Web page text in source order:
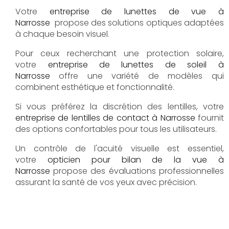
Votre entreprise de lunettes de vue à
Narrosse propose des solutions optiques adaptées
à chaque besoin visuel.
Pour ceux recherchant une protection solaire,
votre entreprise de lunettes de soleil à
Narrosse offre une variété de modèles qui
combinent esthétique et fonctionnalité.
Si vous préférez la discrétion des lentilles, votre
entreprise de lentilles de contact à Narrosse fournit
des options confortables pour tous les utilisateurs.
Un contrôle de l'acuité visuelle est essentiel,
votre opticien pour bilan de la vue à
Narrosse propose des évaluations professionnelles
assurant la santé de vos yeux avec précision.